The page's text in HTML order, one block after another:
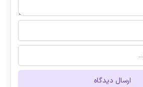
ارسال دیدگاه